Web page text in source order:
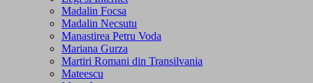
Madalin Focsa
Madalin Necsutu
Manastirea Petru Voda
Mariana Gurza
Martiri Romani din Transilvania
Mateescu